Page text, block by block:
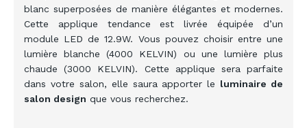
blanc superposées de manière élégantes et modernes.
Cette applique tendance est livrée équipée d’un
module LED de 12.9W. Vous pouvez choisir entre une
lumière blanche (4000 KELVIN) ou une lumière plus
chaude (3000 KELVIN). Cette applique sera parfaite
dans votre salon, elle saura apporter le luminaire de
salon design que vous recherchez.